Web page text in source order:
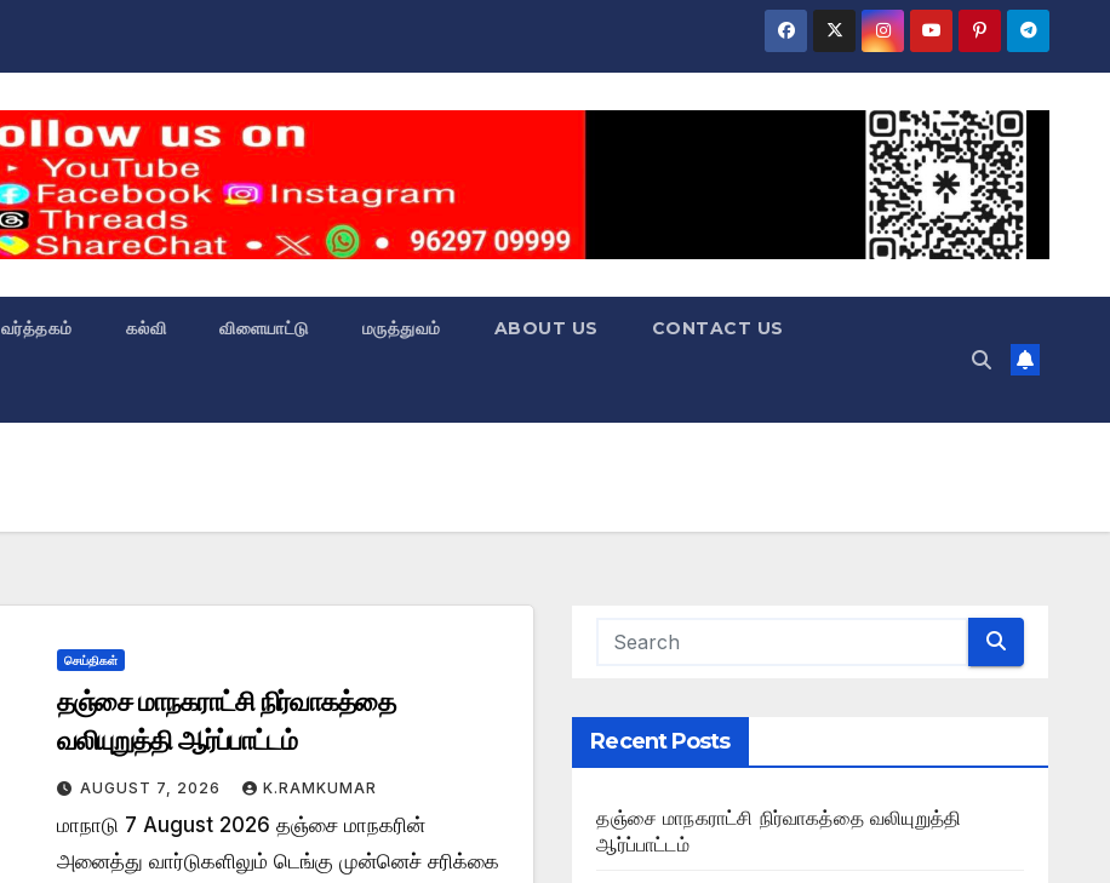
வர்த்தகம் கல்வி விளையாட்டு மருத்துவம் ABOUT US CONTACT US
செய்திகள்
தஞ்சை மாநகராட்சி நிர்வாகத்தை
வலியுறுத்தி ஆர்ப்பாட்டம்
AUGUST 7, 2026 K.RAMKUMAR
மாநாடு 7 August 2026 தஞ்சை மாநகரின்
அனைத்து வார்டுகளிலும் டெங்கு முன்னெச் சரிக்கை
Recent Posts
தஞ்சை மாநகராட்சி நிர்வாகத்தை வலியுறுத்தி
ஆர்ப்பாட்டம்